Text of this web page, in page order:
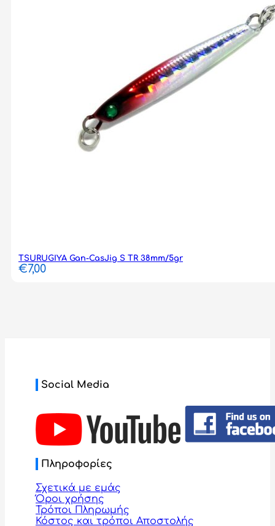
TSURUGIYA Gan-CasJig S TR 38mm/5gr
€7,00
Social Media
Πληροφορίες
Σχετικά με εμάς
Όροι χρήσης
Τρόποι Πληρωμής
Κόστος και τρόποι Αποστολής